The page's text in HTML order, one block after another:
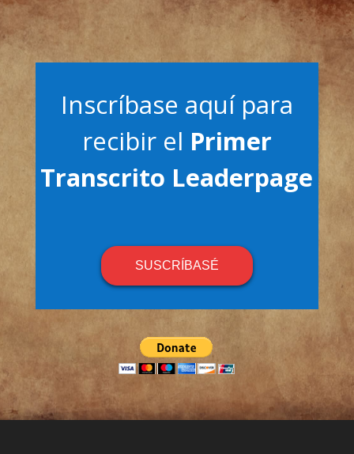
Inscríbase aquí para
recibir el Primer
Transcrito Leaderpage
SUSCRÍBASÉ